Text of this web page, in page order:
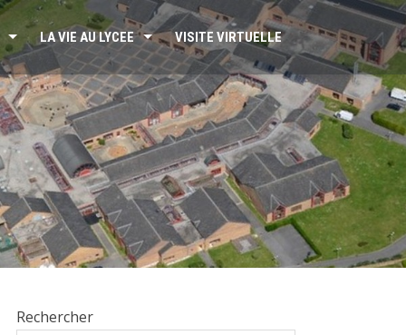
LA VIE AU LYCEE VISITE VIRTUELLE
Rechercher